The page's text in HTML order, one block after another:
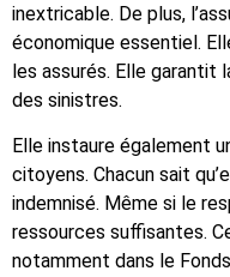
inextricable. De plus,
économique essentiel.
les assurés. Elle garantit
des sinistres.
Elle instaure également
citoyens. Chacun sait
indemnisé. Même si le
ressources suffisantes.
notamment dans le